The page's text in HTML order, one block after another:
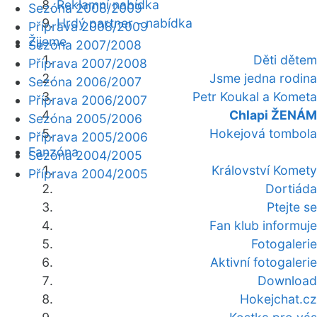
Reklamní nabídka
Hrdý partner - nabídka
Žijeme
Děti dětem
Jsme jedna rodina
Petr Koukal a Kometa
Chlapi ŽENÁM
Hokejová tombola
Fanzóna
Království Komety
Dortiáda
Ptejte se
Fan klub informuje
Fotogalerie
Aktivní fotogalerie
Download
Hokejchat.cz
Sezóna 2008/2009
Příprava 2008/2009
Sezóna 2007/2008
Příprava 2007/2008
Sezóna 2006/2007
Příprava 2006/2007
Sezóna 2005/2006
Příprava 2005/2006
Sezóna 2004/2005
Příprava 2004/2005